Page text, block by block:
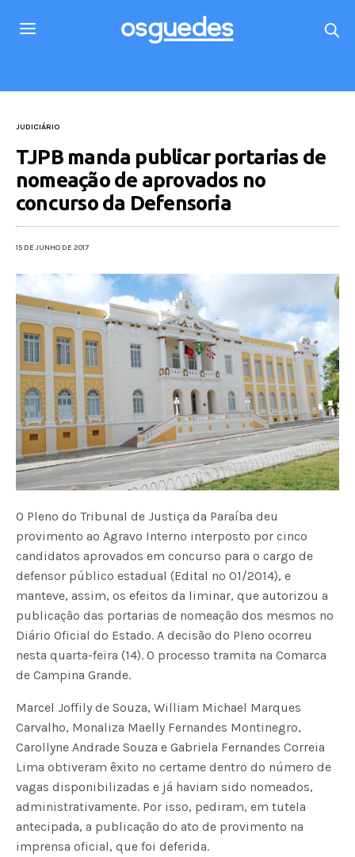
JUDICIÁRIO
TJPB manda publicar portarias de
nomeação de aprovados no
concurso da Defensoria
15 DE JUNHO DE 2017
O Pleno do Tribunal de Justiça da Paraíba deu
provimento ao Agravo Interno interposto por cinco
candidatos aprovados em concurso para o cargo de
defensor público estadual (Edital nº 01/2014), e
manteve, assim, os efeitos da liminar, que autorizou a
publicação das portarias de nomeação dos mesmos no
Diário Oficial do Estado. A decisão do Pleno ocorreu
nesta quarta-feira (14). O processo tramita na Comarca
de Campina Grande.
Marcel Joffily de Souza, William Michael Marques
Carvalho, Monaliza Maelly Fernandes Montinegro,
Carollyne Andrade Souza e Gabriela Fernandes Correia
Lima obtiveram êxito no certame dentro do número de
vagas disponibilizadas e já haviam sido nomeados,
administrativamente. Por isso, pediram, em tutela
antecipada, a publicação do ato de provimento na
imprensa oficial, que foi deferida.